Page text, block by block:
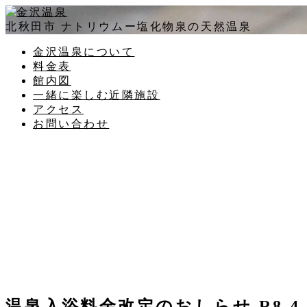
北秋田市 ナトリウムー塩化物泉の天然温泉
金沢温泉について
料金表
館内図
一緒に楽しむ近隣施設
アクセス
お問い合わせ